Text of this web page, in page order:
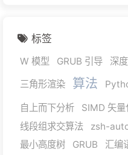
标签
W 模型 GRUB 引导 深
三角形渲染
算法
自上而下分析 SIMD 矢量
线段组求交算法 zsh-
最小高度树
GRUB 汇编